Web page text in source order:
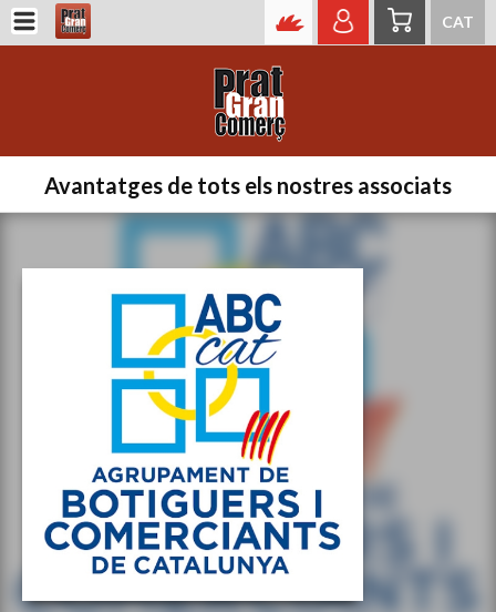
CAT
Avantatges de tots els nostres associats